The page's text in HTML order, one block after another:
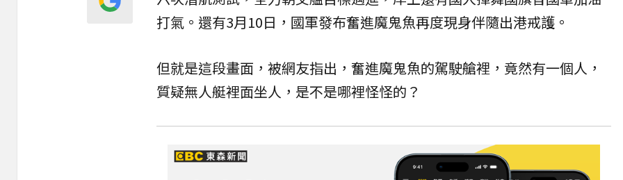
打氣。還有3月10日，國軍發布奮進魔鬼魚再度現身伴隨出港戒護。
但就是這段畫面，被網友指出，奮進魔鬼魚的駕駛艙裡，竟然有一個人，
質疑無人艇裡面坐人，是不是哪裡怪怪的？